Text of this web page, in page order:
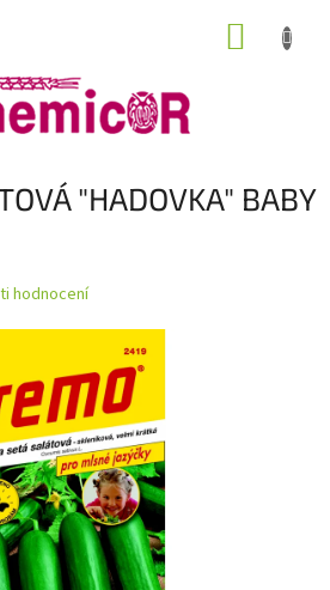
"HADOVKA" BABY
hodnocení